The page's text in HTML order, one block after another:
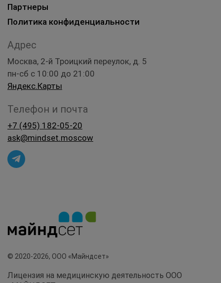
© 2020-2026, ООО «Майндсет»
Лицензия на медицинскую деятельность ООО
Партнеры
Политика конфиденциальности
Адрес
Москва, 2-й Троицкий переулок, д. 5
пн-сб с 10:00 до 21:00
Яндекс.Карты
Телефон и почта
+7 (495) 182-05-20
ask@mindset.moscow